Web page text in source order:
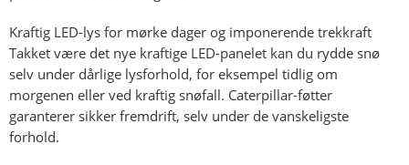
Kraftig LED-lys for mørke dager og imponerende trekkraft
Takket være det nye kraftige LED-panelet kan du rydde snø
selv under dårlige lysforhold, for eksempel tidlig om
morgenen eller ved kraftig snøfall. Caterpillar-føtter
garanterer sikker fremdrift, selv under de vanskeligste
forhold.